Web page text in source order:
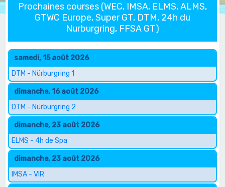
Prochaines courses (WEC, IMSA, ELMS, ALMS,
GTWC Europe, Super GT, DTM, 24h du
Nurburgring, FFSA GT)
samedi, 15 août 2026
DTM - Nürburgring 1
dimanche, 16 août 2026
DTM - Nürburgring 2
dimanche, 23 août 2026
ELMS - 4h de Spa
dimanche, 23 août 2026
IMSA - VIR